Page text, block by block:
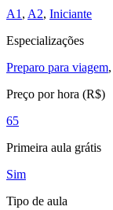
A1 , A2, Iniciante
Especializações
Preparo para viagem,
Preço por hora (R$)
65
Primeira aula grátis
Sim
Tipo de aula